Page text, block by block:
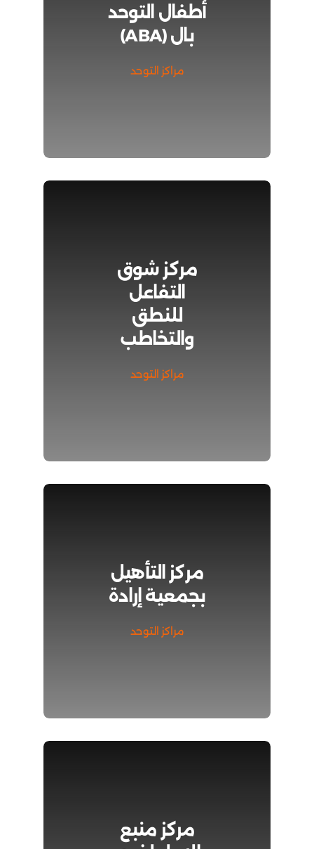
أطفال التوحد
بال (ABA)
مراكز التوحد
مركز شوق
التفاعل
للنطق
والتخاطب
مراكز التوحد
مركز التأهيل
بجمعية إرادة
مراكز التوحد
مركز منبع